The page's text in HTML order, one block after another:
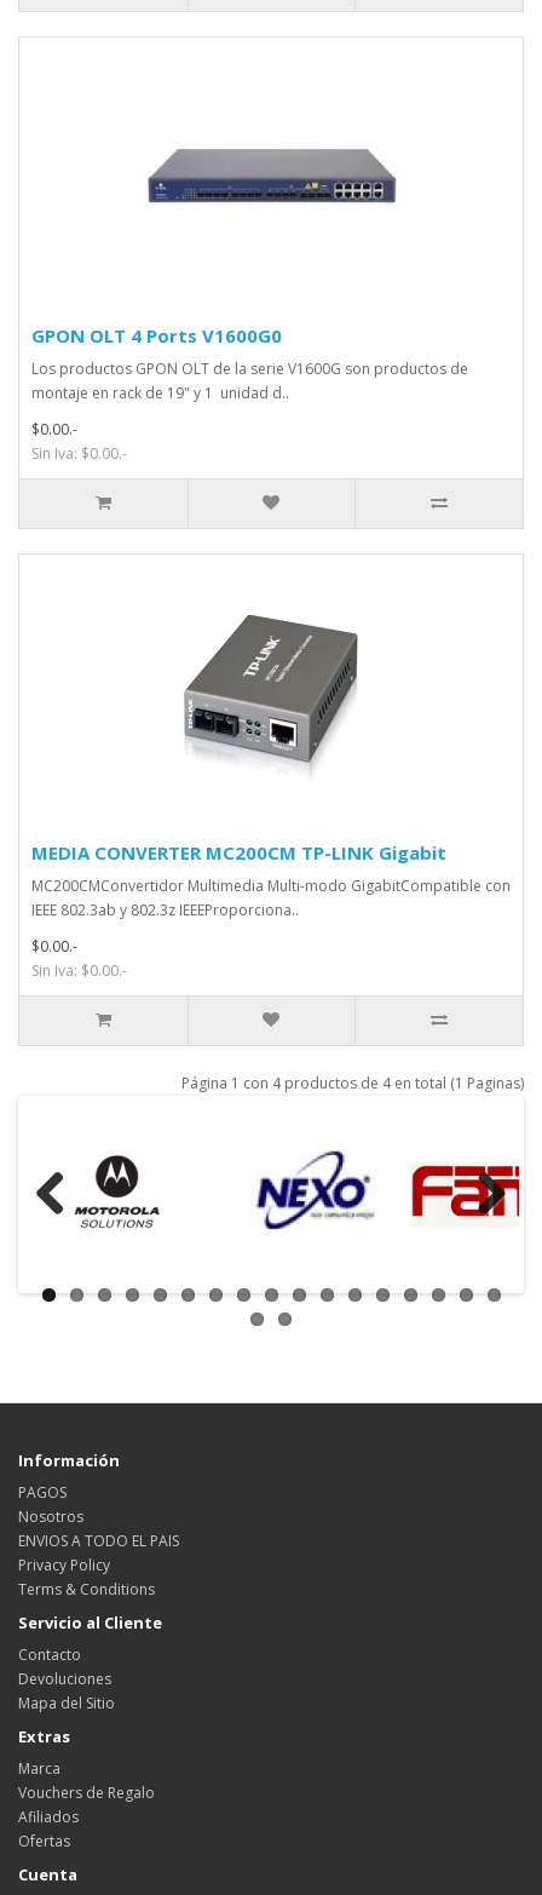
GPON OLT 4 Ports V1600G0
Los productos GPON OLT de la serie V1600G son productos de
montaje en rack de 19" y 1 unidad d..
$0.00.-
Sin Iva: $0.00.-
MEDIA CONVERTER MC200CM TP-LINK Gigabit
MC200CMConvertidor Multimedia Multi-modo GigabitCompatible con
IEEE 802.3ab y 802.3z IEEEProporciona..
$0.00.-
Sin Iva: $0.00.-
Página 1 con 4 productos de 4 en total (1 Paginas)
Previous
Información
PAGOS
Nosotros
ENVIOS A TODO EL PAIS
Privacy Policy
Terms & Conditions
Servicio al Cliente
Contacto
Devoluciones
Mapa del Sitio
Extras
Marca
Vouchers de Regalo
Afiliados
Ofertas
Cuenta